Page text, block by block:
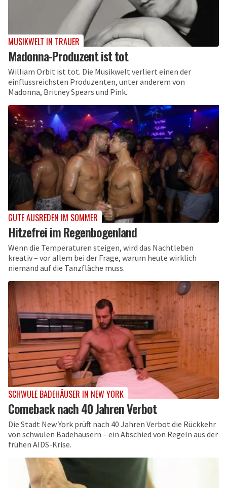
MUSIKWELT IN TRAUER
Madonna-Produzent ist tot
William Orbit ist tot. Die Musikwelt verliert einen der
einflussreichsten Produzenten, unter anderem von
Madonna, Britney Spears und Pink.
GUTE AUSREDEN IM SOMMER
Hitzefrei im Regenbogenland
Wenn die Temperaturen steigen, wird das Nachtleben
kreativ – vor allem bei der Frage, warum heute wirklich
niemand auf die Tanzfläche muss.
SCHWULE BADEHÄUSER IN NEW YORK
Comeback nach 40 Jahren Verbot
Die Stadt New York prüft nach 40 Jahren Verbot die Rückkehr
von schwulen Badehäusern – ein Abschied von Regeln aus der
frühen AIDS-Krise.